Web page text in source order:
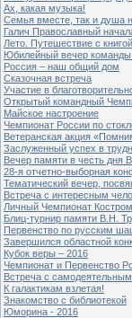
Ах, какая музыка!
Семья вместе, так и душа
Галич Православный
Лето. Путешествие с книгой
Юбилейный вечер команды
Россия – наш общий дом
Сказочная встреча
Участие в
Открытый командный
Майское настроение
Чемпионат России по
Ветеранская акция
Заслуженный успех в
Вечер памяти в честь дня
28-я отчетно-выборная
Тематический вечер,
Встреча с интересным
Личный Чемпионат
Блиц-турнир памяти В.Н.
Первенство по русским
Завершился областной
Кубок веры – 2016
Чемпионат и Первенство
Встреча с
К галактикам взлетая!
Знакомство с библиотекой
Юморина - 2016